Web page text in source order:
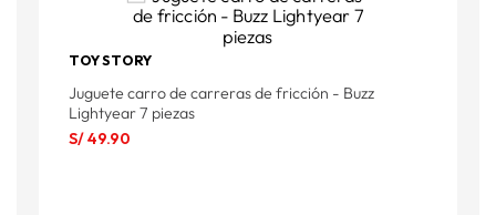
TOY STORY
Juguete carro de carreras de fricción - Buzz
Lightyear 7 piezas
S/49.90